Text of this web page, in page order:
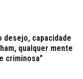
desejo, capacidade
qualquer mente
criminosa"